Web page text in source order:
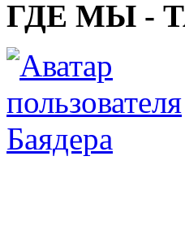
ГДЕ МЫ -
Баядера